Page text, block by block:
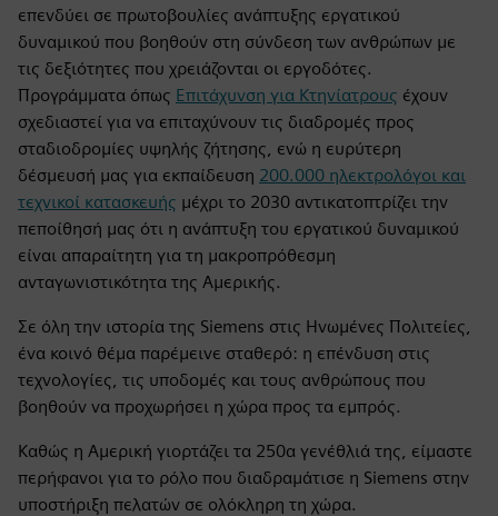
επενδύει σε πρωτοβουλίες ανάπτυξης εργατικού
δυναμικού που βοηθούν στη σύνδεση των ανθρώπων με
τις δεξιότητες που χρειάζονται οι εργοδότες.
Προγράμματα όπως Επιτάχυνση για Κτηνίατρους έχουν
σχεδιαστεί για να επιταχύνουν τις διαδρομές προς
σταδιοδρομίες υψηλής ζήτησης, ενώ η ευρύτερη
δέσμευσή μας για εκπαίδευση 200.000 ηλεκτρολόγοι και
τεχνικοί κατασκευής μέχρι το 2030 αντικατοπτρίζει την
πεποίθησή μας ότι η ανάπτυξη του εργατικού δυναμικού
είναι απαραίτητη για τη μακροπρόθεσμη
ανταγωνιστικότητα της Αμερικής.
Σε όλη την ιστορία της Siemens στις Ηνωμένες Πολιτείες,
ένα κοινό θέμα παρέμεινε σταθερό: η επένδυση στις
τεχνολογίες, τις υποδομές και τους ανθρώπους που
βοηθούν να προχωρήσει η χώρα προς τα εμπρός.
Καθώς η Αμερική γιορτάζει τα 250α γενέθλιά της, είμαστε
περήφανοι για το ρόλο που διαδραμάτισε η Siemens στην
υποστήριξη πελατών σε ολόκληρη τη χώρα.